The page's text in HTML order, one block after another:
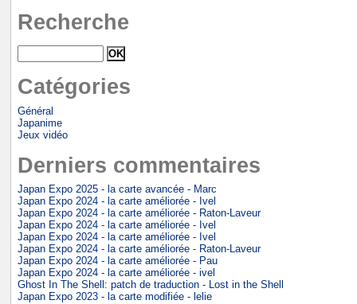
Recherche
Catégories
Général
Japanime
Jeux vidéo
Derniers commentaires
Japan Expo 2025 - la carte avancée - Marc
Japan Expo 2024 - la carte améliorée - Ivel
Japan Expo 2024 - la carte améliorée - Raton-Laveur
Japan Expo 2024 - la carte améliorée - Ivel
Japan Expo 2024 - la carte améliorée - Ivel
Japan Expo 2024 - la carte améliorée - Raton-Laveur
Japan Expo 2024 - la carte améliorée - Pau
Japan Expo 2024 - la carte améliorée - ivel
Ghost In The Shell: patch de traduction - Lost in the Shell
Japan Expo 2023 - la carte modifiée - lelie